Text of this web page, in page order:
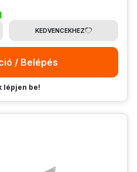
KEDVENCEKHEZ
/ Belépés
lépjen be!